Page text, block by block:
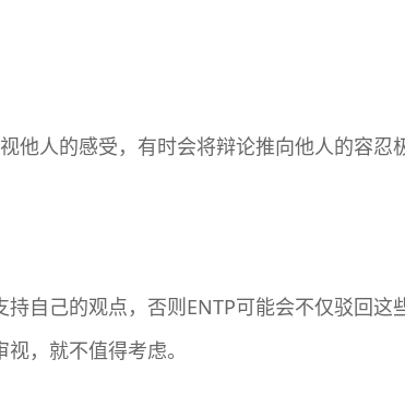
他人的感受，有时会将辩论推向他人的容
自己的观点，否则ENTP可能会不仅驳回
，就不值得考虑。